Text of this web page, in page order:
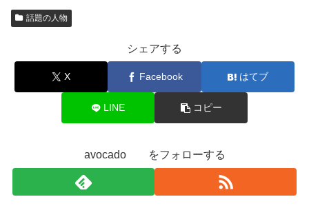
話題の人物
シェアする
X Facebook はてブ
LINE コピー
avocado をフォローする